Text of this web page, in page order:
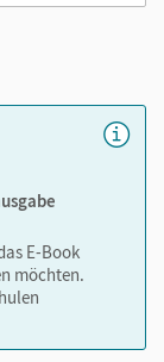
Deutsch,
E-Book
möchten.